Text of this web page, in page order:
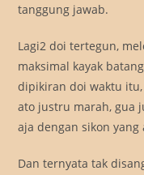
tanggung jawab.
Lagi2 doi tertegun,
maksimal kayak
dipikiran doi waktu
ato justru marah, gua
aja dengan sikon yang
Dan ternyata tak